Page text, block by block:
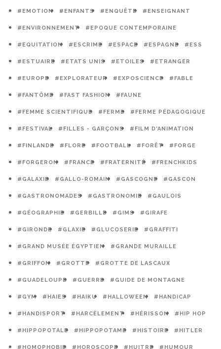
#EMOTION #ENFANTS #ENQUÊTE #ENSEIGNANT
#ENVIRONNEMENT #EPOQUE CONTEMPORAINE
#EQUITATION #ESCRIME #ESPACE #ESPAGNE #ESS
#ESTUAIRE #ETATS UNIS #ETOILES #ETRANGER
#EUROPE #EXPLORATEUR #EXPOSCIENCE #FABLE
#FANTÔME #FAST FASHION #FAUNE
#FEMME SCIENTIFIQUE #FERME #FERME PÉDAGOGIQUE
#FESTIVAL #FILLES - GARÇONS #FILM D'ANIMATION
#FINLANDE #FLORE #FOOTBALL #FORÊT #FORGE
#FORGERON #FRANCE #FRATERNITÉ #FRENCHKIDS
#GALAXIE #GALLO-ROMAIN #GASCOGNE #GASCON
#GASTRONOMADES #GASTRONOMIE #GAULOIS
#GÉOGRAPHIE #GERBILLE #GIMS #GIRAFE
#GIRONDE #GLAXIE #GLUCOSERIE #GRAFFITI
#GRAND MUSÉE ÉGYPTIEN #GRANDE MURAILLE
#GRIFFON #GROTTE #GROTTE DE LASCAUX
#GUADELOUPE #GUERRE #GUIDE DE MONTAGNE
#GYM #HAIES #HAIKU #HALLOWEEN #HANDICAP
#HANDISPORT #HARCÈLEMENT #HÉRISSON #HIP HOP
#HIPPOPOTALE #HIPPOPOTAME #HISTOIRE #HITLER
#HOMOPHOBIE #HOROSCOPE #HUITRE #HUMOUR